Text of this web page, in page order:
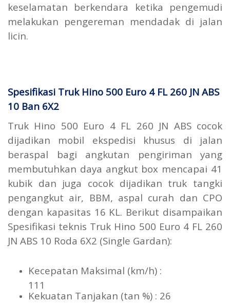
keselamatan berkendara ketika pengemudi
melakukan pengereman mendadak di jalan
licin.
Spesifikasi Truk Hino 500 Euro 4 FL 260 JN ABS
10 Ban 6X2
Truk Hino 500 Euro 4 FL 260 JN ABS cocok
dijadikan mobil ekspedisi khusus di jalan
beraspal bagi angkutan pengiriman yang
membutuhkan daya angkut box mencapai 41
kubik dan juga cocok dijadikan truk tangki
pengangkut air, BBM, aspal curah dan CPO
dengan kapasitas 16 KL. Berikut disampaikan
Spesifikasi teknis Truk Hino 500 Euro 4 FL 260
JN ABS 10 Roda 6X2 (Single Gardan):
Kecepatan Maksimal (km/h) :
111
Kekuatan Tanjakan (tan %) : 26